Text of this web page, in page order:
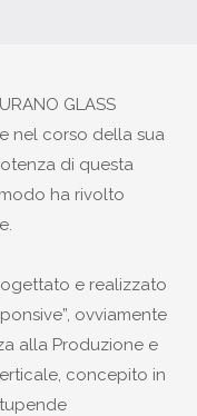
GLASS
e nel corso della sua
di questa
ha rivolto
e realizzato
ovviamente
alla Produzione e
concepito in